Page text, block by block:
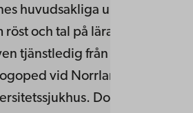
huvudsakliga undervisning
röst och tal på
tjänstledig från sin kliniska
vid Norrlands